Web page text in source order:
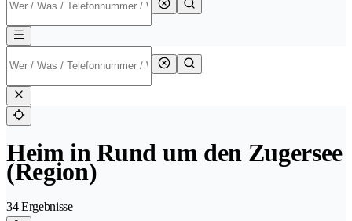
Heim in Rund um den Zugersee
(Region)
34 Ergebnisse